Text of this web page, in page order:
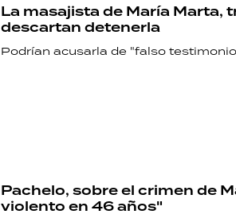
La masajista de María Marta,
descartan detenerla
Podrían acusarla de "falso
Pachelo, sobre el crimen de
violento en 46 años"